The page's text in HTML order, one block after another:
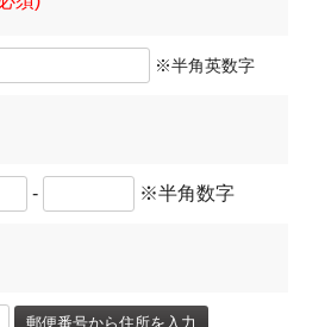
※半角英数字
- ※半角数字
郵便番号から住所を入力